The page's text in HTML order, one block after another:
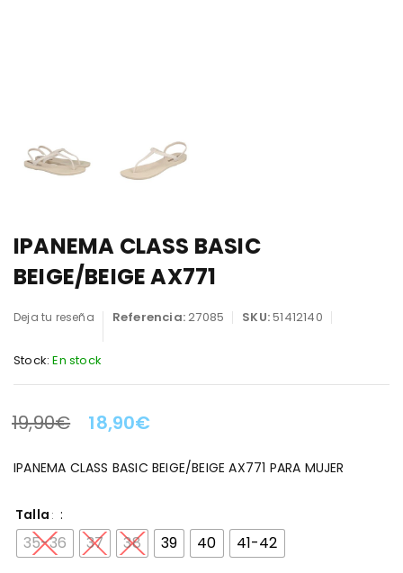
IPANEMA CLASS BASIC
BEIGE/BEIGE AX771
Deja tu reseña Referencia:27085 SKU:51412140
Stock: En stock
LA OFERTA TERMINA EN:
19,90€ 18,90€
IPANEMA CLASS BASIC BEIGE/BEIGE AX771 PARA MUJER
Talla
35-36 37 38 39 40 41-42